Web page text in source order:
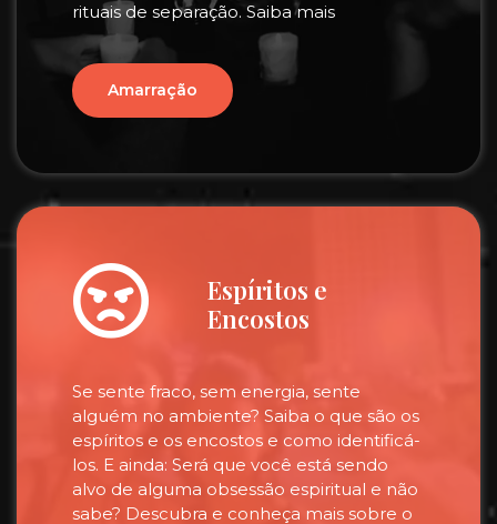
rituais de separação. Saiba mais
Amarração
Espíritos e
Encostos
Se sente fraco, sem energia, sente
alguém no ambiente? Saiba o que são os
espíritos e os encostos e como identificá-
los. E ainda: Será que você está sendo
alvo de alguma obsessão espiritual e não
sabe? Descubra e conheça mais sobre o